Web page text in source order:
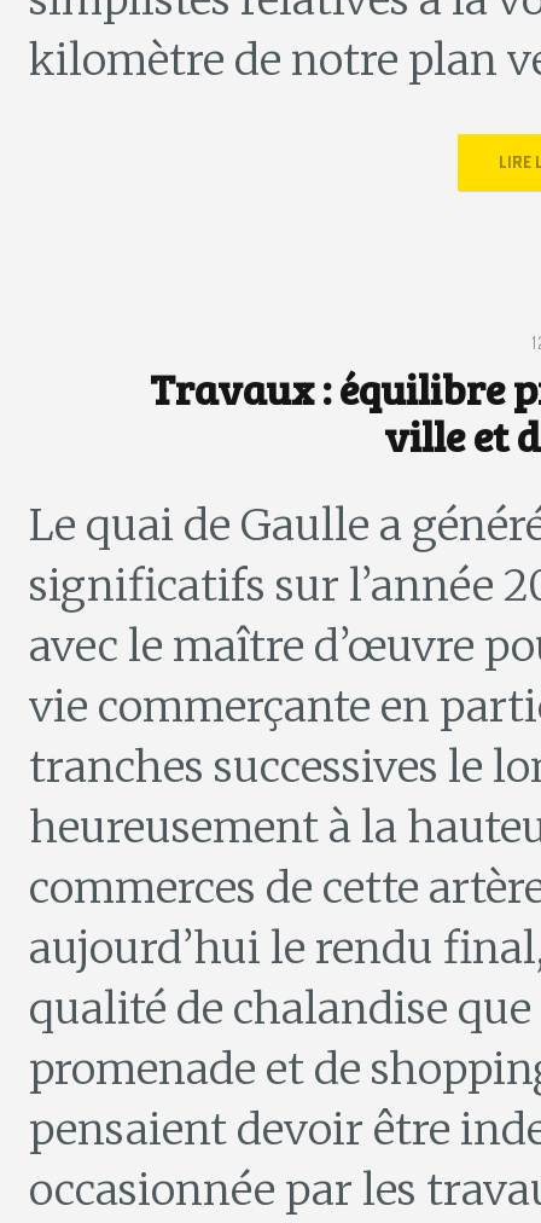
kilomètre de notre plan
LIRE
Travaux : équilibre
ville et
Le quai de Gaulle a
significatifs sur l’année
avec le maître d’œuvre
vie commerçante en
tranches successives le
heureusement à la
commerces de cette
aujourd’hui le rendu
qualité de chalandise
promenade et de
pensaient devoir être
occasionnée par les